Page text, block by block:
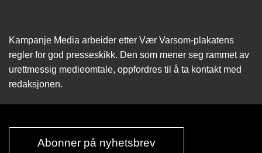
Kampanje Media arbeider etter Vær Varsom-plakatens
regler for god presseskikk. Den som mener seg rammet av
urettmessig medie­omtale, oppfordres til å ta kontakt med
redaksjonen.
Abonner på nyhetsbrev